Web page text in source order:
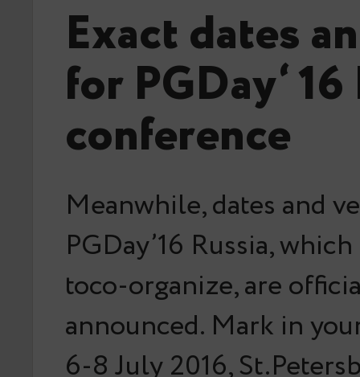
Exact dates
for PGDay‘
conference
Meanwhile, dates and
PGDay’16 Russia,
toco-organize, are
announced. Mark in
6-8 July 2016,